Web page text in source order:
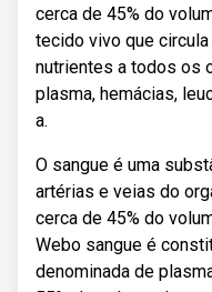
cerca de 45% do
tecido vivo que
nutrientes a todos os
plasma, hemácias,
a.
O sangue é uma
artérias e veias do
cerca de 45% do
Webo sangue é
denominada de